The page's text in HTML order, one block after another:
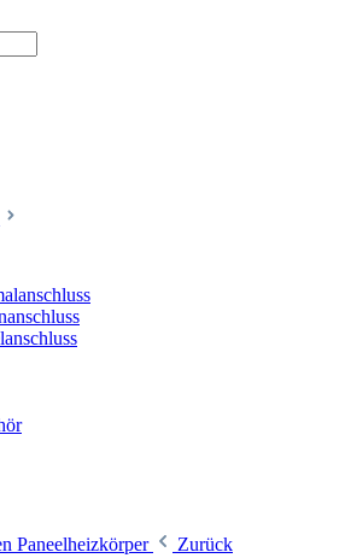
Paneelheizkörper
Zurück